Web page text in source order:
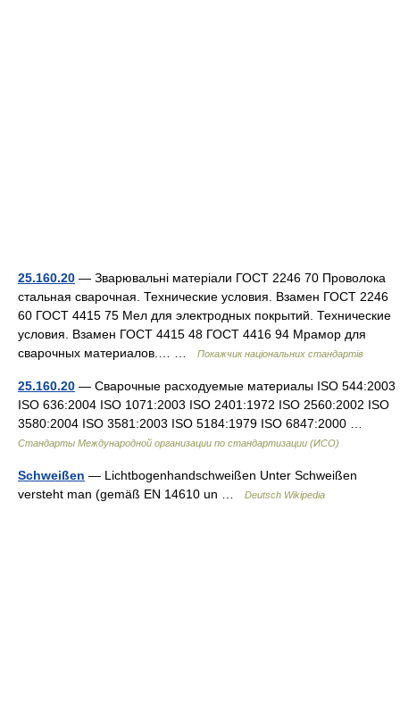
25.160.20 — Зварювальні матеріали ГОСТ 2246 70 Проволока
стальная сварочная. Технические условия. Взамен ГОСТ 2246
60 ГОСТ 4415 75 Мел для электродных покрытий. Технические
условия. Взамен ГОСТ 4415 48 ГОСТ 4416 94 Мрамор для
сварочных материалов.… …
Покажчик національних стандартів
25.160.20 — Сварочные расходуемые материалы ISO 544:2003
ISO 636:2004 ISO 1071:2003 ISO 2401:1972 ISO 2560:2002 ISO
3580:2004 ISO 3581:2003 ISO 5184:1979 ISO 6847:2000 …
Стандарты Международной организации по стандартизации (ИСО)
Schweißen — Lichtbogenhandschweißen Unter Schweißen
versteht man (gemäß EN 14610 un …
Deutsch Wikipedia